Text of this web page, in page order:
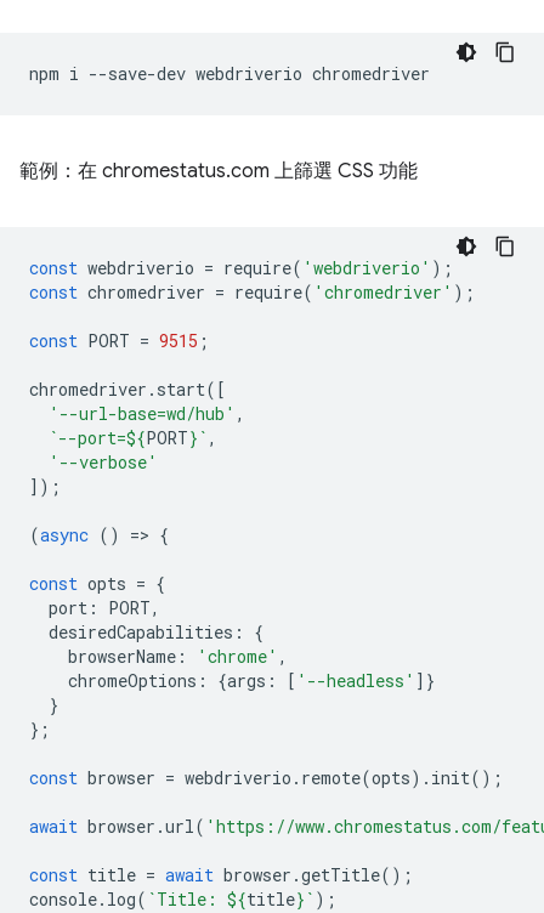
npm i --save-dev webdriverio
範例：在 chromestatus.com 上篩選 CSS 功能
const webdriverio = require( 'webdriverio' );
const chromedriver = require( 'chromedriver' );
const PORT = 9515 ;
chromedriver . start([
'--url-base=wd/hub' ,
`--port=${PORT} ` ,
'--verbose'
]);
(async () => {
const opts = {
port : PORT,
desiredCapabilities :
{
browserName : 'chrome' ,
chromeOptions : {args : [ '--headless' ]}
}
};
const browser = webdriverio . remote(opts). init();
await browser .url( 'https://www.chromestatus.com/
const title = await browser .getTitle();
console. log( `Title: ${title} ` );